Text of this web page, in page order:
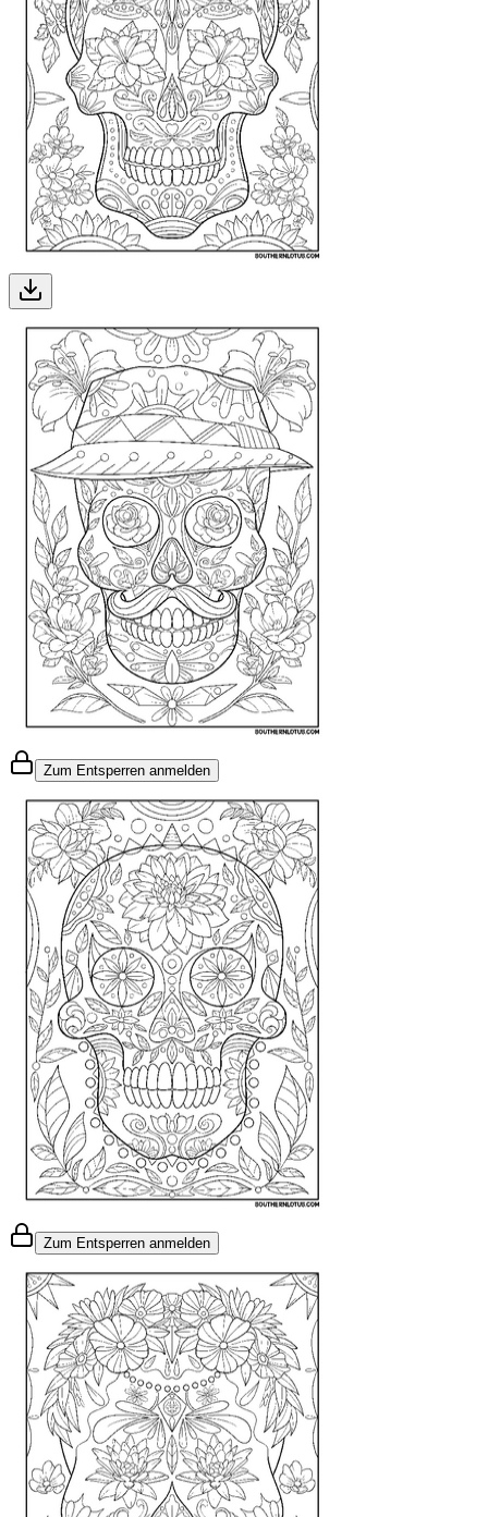
Zum Entsperren anmelden
Zum Entsperren anmelden